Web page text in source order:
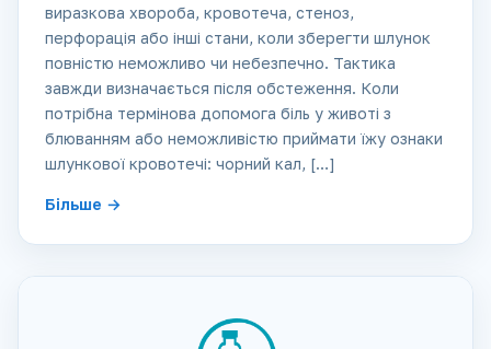
виразкова хвороба, кровотеча, стеноз,
перфорація або інші стани, коли зберегти шлунок
повністю неможливо чи небезпечно. Тактика
завжди визначається після обстеження. Коли
потрібна термінова допомога біль у животі з
блюванням або неможливістю приймати їжу ознаки
шлункової кровотечі: чорний кал, […]
Більше